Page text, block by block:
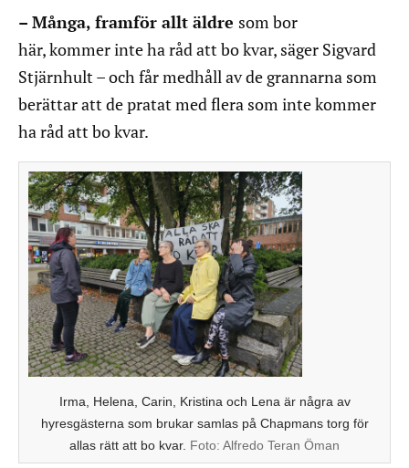
– Många, framför allt äldre som bor
här, kommer inte ha råd att bo kvar, säger Sigvard
Stjärnhult – och får medhåll av de grannarna som
berättar att de pratat med flera som inte kommer
ha råd att bo kvar.
Irma, Helena, Carin, Kristina och Lena är några av
hyresgästerna som brukar samlas på Chapmans torg för
allas rätt att bo kvar. Foto: Alfredo Teran Öman